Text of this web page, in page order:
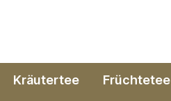
Kräutertee Früchtetee